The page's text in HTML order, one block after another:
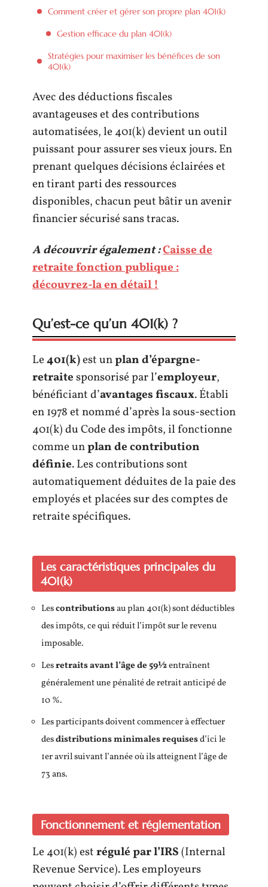
Comment créer et gérer son propre plan 401(k)
Gestion efficace du plan 401(k)
Stratégies pour maximiser les bénéfices de son
401(k)
Avec des déductions fiscales
avantageuses et des contributions
automatisées, le 401(k) devient un outil
puissant pour assurer ses vieux jours. En
prenant quelques décisions éclairées et
en tirant parti des ressources
disponibles, chacun peut bâtir un avenir
financier sécurisé sans tracas.
A découvrir également :Caisse de
retraite fonction publique :
découvrez-la en détail !
Qu’est-ce qu’un 401(k) ?
Le401(k)est unplan d’épargne-
retraitesponsorisé par l’employeur,
bénéficiant d’avantages fiscaux. Établi
en 1978 et nommé d’après la sous-section
401(k) du Code des impôts, il fonctionne
comme unplan de contribution
définie. Les contributions sont
automatiquement déduites de la paie des
employés et placées sur des comptes de
retraite spécifiques.
Les caractéristiques principales du
401(k)
Lescontributionsau plan 401(k) sont déductibles
des impôts, ce qui réduit l’impôt sur le revenu
imposable.
Lesretraits avant l’âge de 59½entraînent
généralement une pénalité de retrait anticipé de
10 %.
Les participants doivent commencer à effectuer
desdistributions minimales requisesd’ici le
1er avril suivant l’année où ils atteignent l’âge de
73 ans.
Fonctionnement et réglementation
Le 401(k) estrégulé par l’IRS(Internal
Revenue Service). Les employeurs